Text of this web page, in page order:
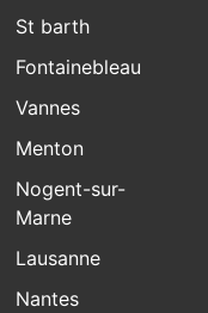
St barth
Fontainebleau
Vannes
Menton
Nogent-sur-
Marne
Lausanne
Nantes